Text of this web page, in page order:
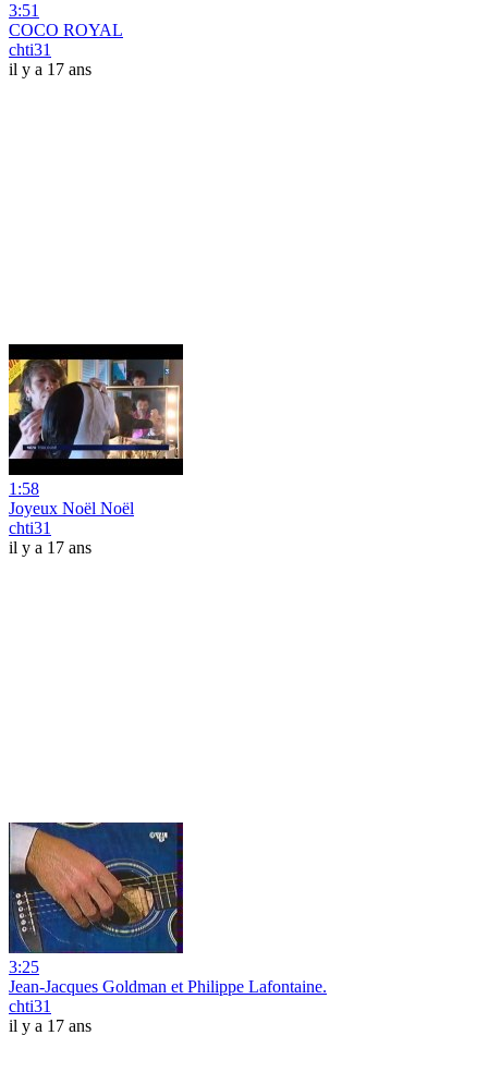
3:51
COCO ROYAL
chti31
il y a 17 ans
1:58
Joyeux Noël Noël
chti31
il y a 17 ans
3:25
Jean-Jacques Goldman et Philippe Lafontaine.
chti31
il y a 17 ans